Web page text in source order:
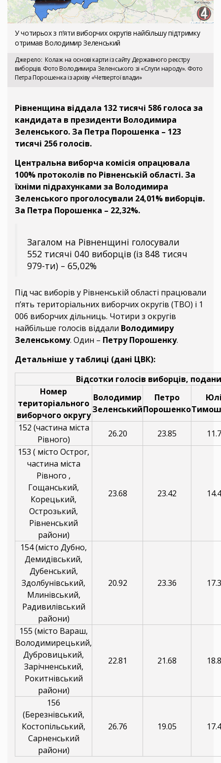
У чотирьох з п’яти виборчих округів найбільшу підтримку
отримав Володимир Зеленський
Джерело Колаж на основі карти із сайту Державного реєстру
виборців. Фото Володимира Зеленського зі «Слуги народу». Фото
Петра Порошенка із архіву «Четвертої влади»
Рівненщина віддала 132 тисячі 586 голоса за
кандидата в президенти Володимира
Зеленського. За Петра Порошенка – 123
тисячі 256 голосів.
Центральна виборча комісія опрацювала
100% протоколів по Рівненській області. За
їхніми підрахунками за Володимира
Зеленського проголосували 24,01% виборців.
За Петра Порошенка – 22,32%.
Загалом на Рівненщині голосували
552 тисячі 040 виборців (із 848 тисяч
979-ти) – 65,02%
Під час виборів у Рівненській області працювали
п’ять територіальних виборчих округів (ТВО) і 1
006 виборчих дільниць. Чотири з округів
найбільше голосів віддали Володимиру
Зеленському. Один – Петру Порошенку.
Детальніше у таблиці (дані ЦВК):
Відсотки голосів виборців,
Номер
територіального
виборчого округу
Володимир
Зеленський
Петро
Порошенко
152 (частина міста
Рівного)
26.20 23.85
153 ( місто Острог,
частина міста
Рівного ,
Гощанський,
Корецький,
Острозький,
Рівненський
райони)
23.68 23.42
154 (місто Дубно,
Демидівський,
Дубенський,
Здолбунівський,
Млинівський,
Радивилівський
райони)
20.92 23.36
155 (місто Вараш,
Володимирецький,
Дубровицький,
Зарічненський,
Рокитнівський
райони)
22.81 21.68
156
(Березнівський,
Костопільський,
Сарненський
райони)
26.76 19.05